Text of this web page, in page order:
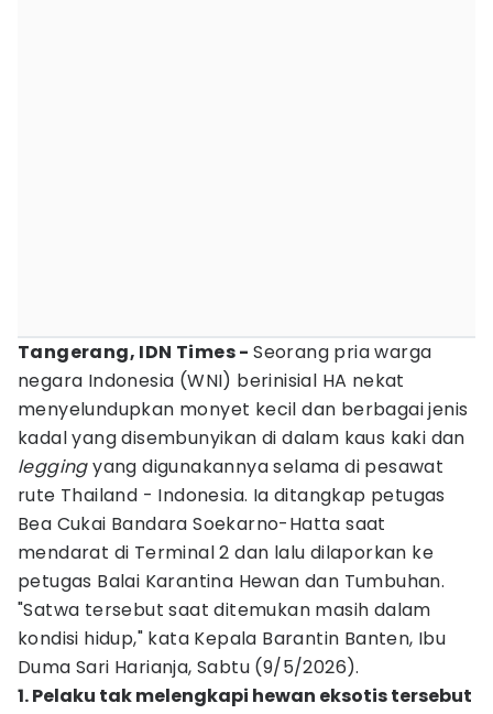
Tangerang, IDN Times -Seorang pria warga
negara Indonesia (WNI) berinisial HA nekat
menyelundupkan monyet kecil dan berbagai jenis
kadal yang disembunyikan di dalam kaus kaki dan
leggingyang digunakannya selama di pesawat
rute Thailand - Indonesia. Ia ditangkap petugas
Bea Cukai Bandara Soekarno-Hatta saat
mendarat di Terminal 2 dan lalu dilaporkan ke
petugas Balai Karantina Hewan dan Tumbuhan.
"Satwa tersebut saat ditemukan masih dalam
kondisi hidup," kata Kepala Barantin Banten, Ibu
Duma Sari Harianja, Sabtu (9/5/2026).
1. Pelaku tak melengkapi hewan eksotis tersebut